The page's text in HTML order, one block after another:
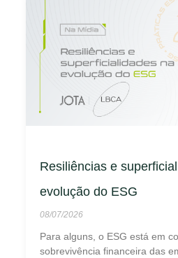
Resiliências e
evolução do ESG
08/07/2026
Para alguns, o ESG está em
sobrevivência financeira das